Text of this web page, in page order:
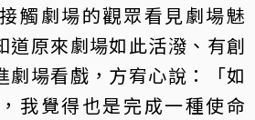
觸劇場的觀眾看見劇場魅
道原來劇場如此活潑、有創
劇場看戲，方宥心說：「如
我覺得也是完成一種使命